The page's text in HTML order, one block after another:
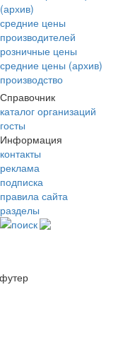
(архив)
средние цены
производителей
розничные цены
средние цены (архив)
производство
Справочник
каталог организаций
госты
Информация
контакты
реклама
подписка
правила сайта
разделы
поиск
футер